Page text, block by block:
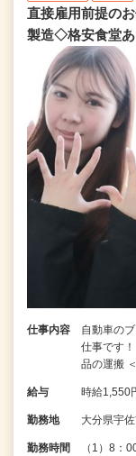
直接雇用前提の
製造◇格安食堂
仕事内容
自動車の
仕事です
品の運搬
給与 時給1,550
勤務地 大分県宇
勤務時間
（1）8：